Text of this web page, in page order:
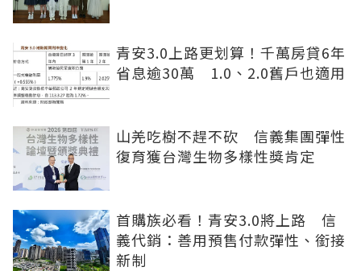
青安3.0上路更划算！千萬房貸6年
省息逾30萬 1.0、2.0舊戶也適用
山羌吃樹不趕不砍 信義集團彈性
復育獲台灣生物多樣性獎肯定
首購族必看！青安3.0將上路 信
義代銷：善用預售付款彈性、銜接
新制